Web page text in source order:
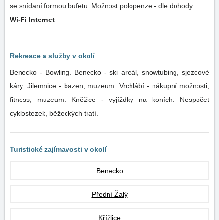
se snídaní formou bufetu. Možnost polopenze - dle dohody.
Wi-Fi Internet
Rekreace a služby v okolí
Benecko - Bowling. Benecko - ski areál, snowtubing, sjezdové
káry. Jilemnice - bazen, muzeum. Vrchlábí - nákupní možnosti,
fitness, muzeum. Kněžice - vyjíždky na koních. Nespočet
cyklostezek, běžeckých tratí.
Turistické zajímavosti v okolí
Benecko
Přední Žalý
Křížlice